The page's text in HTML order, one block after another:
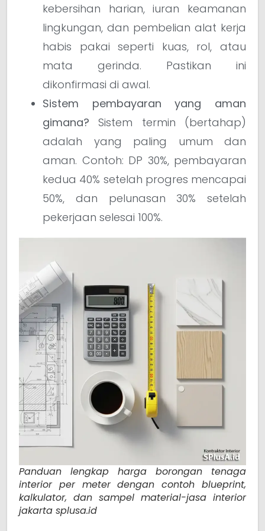
kebersihan harian, iuran keamanan
lingkungan, dan pembelian alat kerja
habis pakai seperti kuas, rol, atau
mata gerinda. Pastikan ini
dikonfirmasi di awal.
Sistem pembayaran yang aman
gimana? Sistem termin (bertahap)
adalah yang paling umum dan
aman. Contoh: DP 30%, pembayaran
kedua 40% setelah progres mencapai
50%, dan pelunasan 30% setelah
pekerjaan selesai 100%.
Panduan lengkap harga borongan tenaga
interior per meter dengan contoh blueprint,
kalkulator, dan sampel material-jasa interior
jakarta splusa.id